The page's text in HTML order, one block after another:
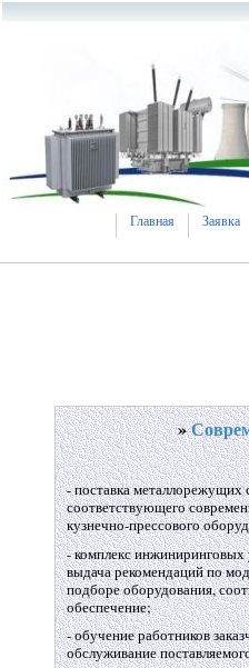
Главная Заявка
»
- поставка металлорежущих
соответствующего
кузнечно-прессового
- комплекс инжиниринговых
выдача рекомендаций по
подборе оборудования,
обеспечение;
- обучение работников
обслуживание